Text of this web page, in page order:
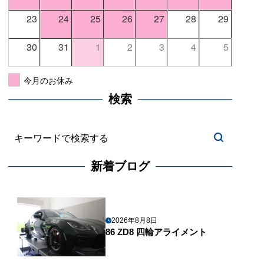
23 24 25 26 27 28 29
30 31 1 2 3 4 5
今月のお休み
検索
新着ブログ
2026年8月8日
86 ZD8 四輪アライメント